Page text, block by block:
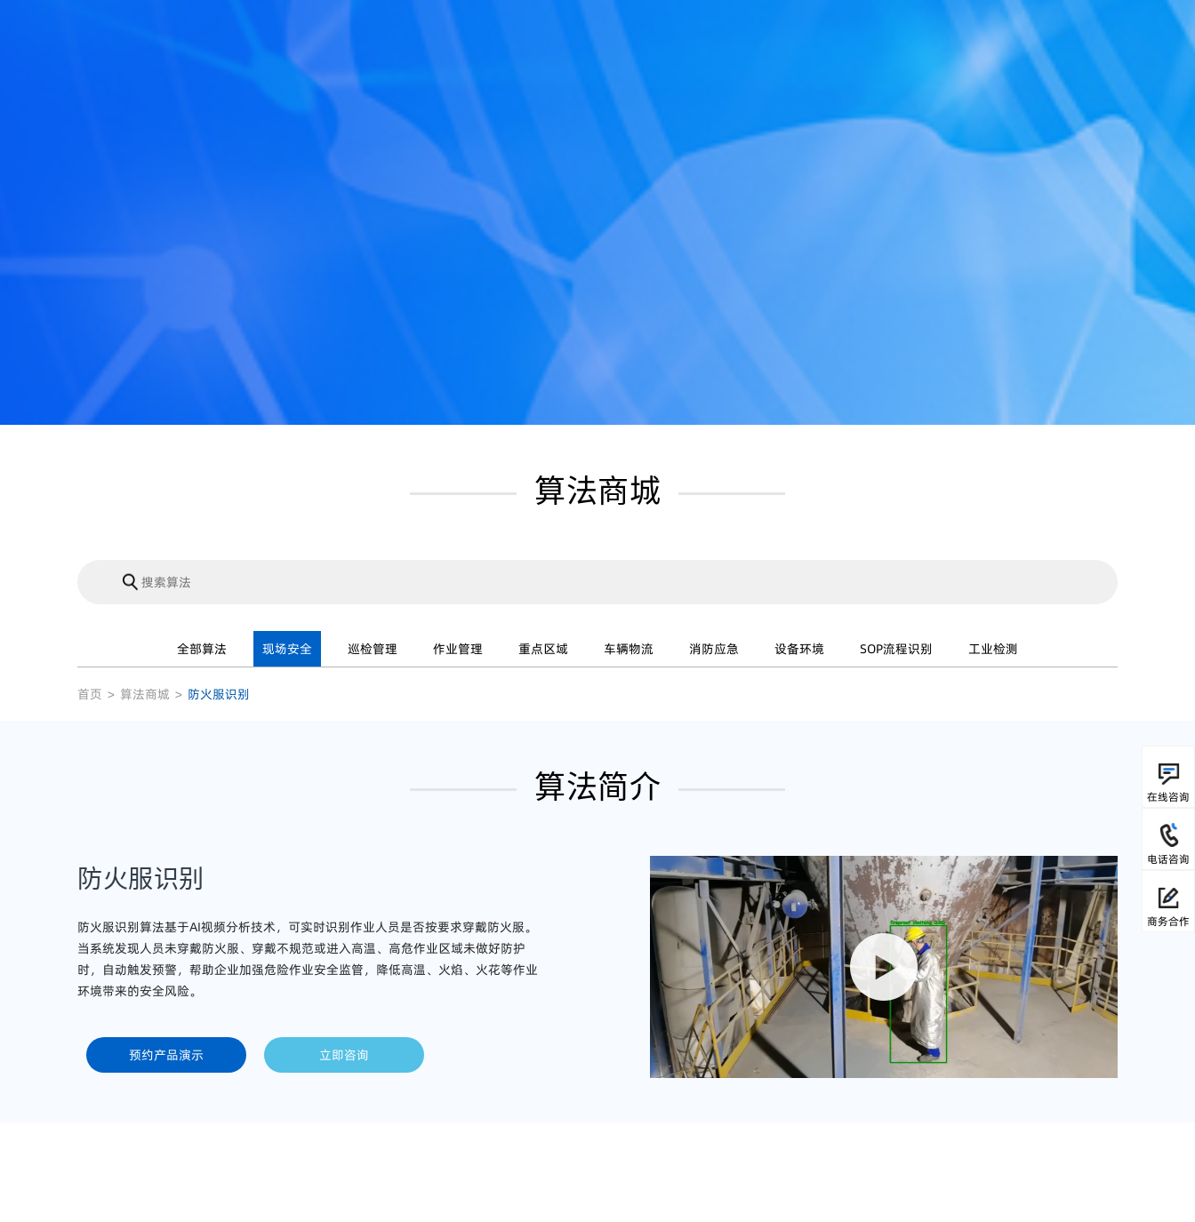
算法商城
全部算法 现场安全 巡检管理 作业管理 重点区域 车辆物流 消防应急 设备环境 SOP流程识别 工业检测
首页 > 算法商城 > 防火服识别
算法简介
防火服识别
防火服识别算法基于AI视频分析技术，可实时识别作业人员是否按要求穿戴防火服。
当系统发现人员未穿戴防火服、穿戴不规范或进入高温、高危作业区域未做好防护
时，自动触发预警，帮助企业加强危险作业安全监管，降低高温、火焰、火花等作业
环境带来的安全风险。
预约产品演示 立即咨询
在线咨询
电话咨询
商务合作